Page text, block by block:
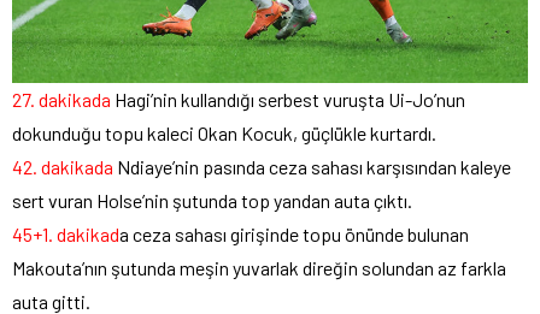
27. dakikada Hagi’nin kullandığı serbest vuruşta Ui-Jo’nun
dokunduğu topu kaleci Okan Kocuk, güçlükle kurtardı.
42. dakikada Ndiaye’nin pasında ceza sahası karşısından kaleye
sert vuran Holse’nin şutunda top yandan auta çıktı.
45+1. dakikada ceza sahası girişinde topu önünde bulunan
Makouta’nın şutunda meşin yuvarlak direğin solundan az farkla
auta gitti.